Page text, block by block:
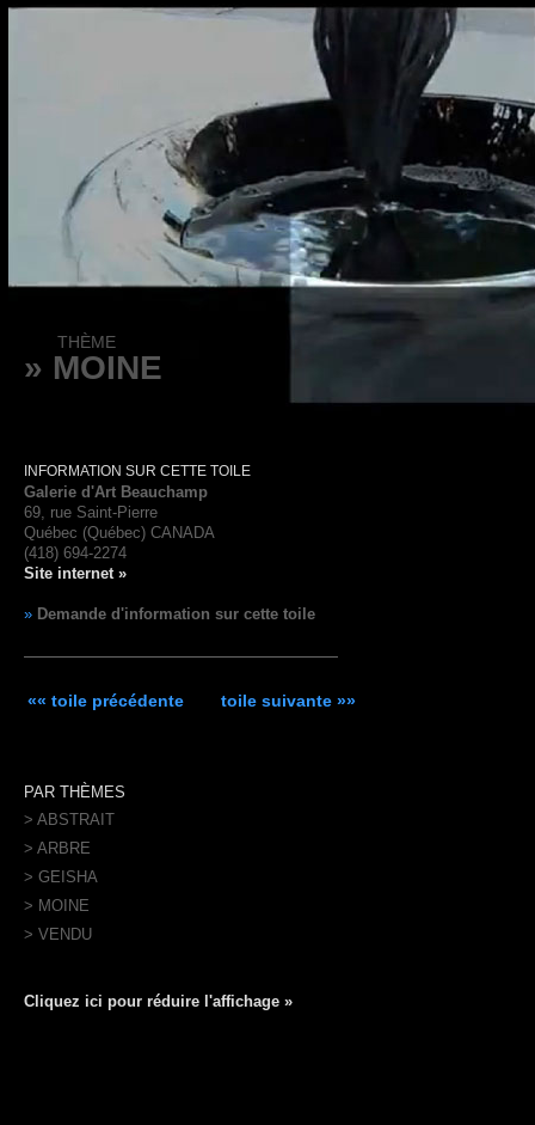
THÈME
» MOINE
INFORMATION SUR CETTE TOILE
Galerie d'Art Beauchamp
69, rue Saint-Pierre
Québec (Québec) CANADA
(418) 694-2274
Site internet »
» Demande d'information sur cette toile
«« toile précédente toile suivante »»
PAR THÈMES
> ABSTRAIT
> ARBRE
> GEISHA
> MOINE
> VENDU
Cliquez ici pour réduire l'affichage »